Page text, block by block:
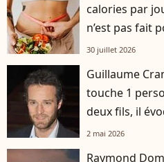
calories par
n’est pas fait
30 juillet 2026
Guillaume
touche 1
deux fils, il
2 mai 2026
Raymond